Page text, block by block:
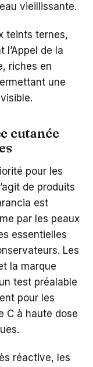
vieillissante.
teints ternes,
l’Appel de la
riches en
une
cutanée
pour les
de produits
est
par les peaux
essentielles
Les
la marque
test préalable
pour les
C à haute dose
réactive, les